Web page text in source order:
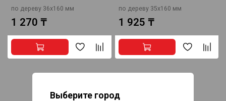
Выберите город
по дереву 36x160 мм
1 270 ₸
по дереву 35x160 мм
1 925 ₸